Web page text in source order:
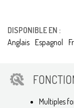
DISPONIBLE EN :
Anglais Espagnol
Multiples